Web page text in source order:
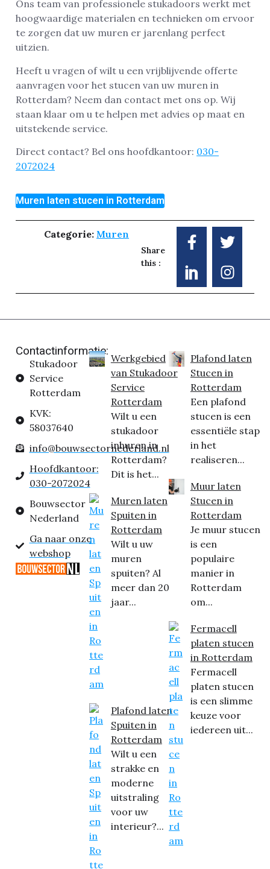
Ons team van professionele stukadoors werkt met
hoogwaardige materialen en technieken om ervoor
te zorgen dat uw muren er jarenlang perfect
uitzien.
Heeft u vragen of wilt u een vrijblijvende offerte
aanvragen voor het stucen van uw muren in
Rotterdam? Neem dan contact met ons op. Wij
staan klaar om u te helpen met advies op maat en
uitstekende service.
Direct contact? Bel ons hoofdkantoor: 030-
2072024
Muren laten stucen in Rotterdam
Categorie: Muren
Share
this :
Contactinformatie:
Stukadoor
Service
Rotterdam
KVK:
58037640
info@bouwsectornederland.nl
Hoofdkantoor:
030-2072024
Bouwsector
Nederland
Ga naar onze
webshop
Werkgebied
van Stukadoor
Service
Rotterdam
Wilt u een
stukadoor
inhuren in
Rotterdam?
Dit is het...
Muren laten
Spuiten in
Rotterdam
Wilt u uw
muren
spuiten? Al
meer dan 20
jaar...
Plafond laten
Spuiten in
Rotterdam
Wilt u een
strakke en
moderne
uitstraling
voor uw
interieur?...
Plafond laten
Stucen in
Rotterdam
Een plafond
stucen is een
essentiële stap
in het
realiseren...
Muur laten
Stucen in
Rotterdam
Je muur stucen
is een
populaire
manier in
Rotterdam
om...
Fermacell
platen stucen
in Rotterdam
Fermacell
platen stucen
is een slimme
keuze voor
iedereen uit...